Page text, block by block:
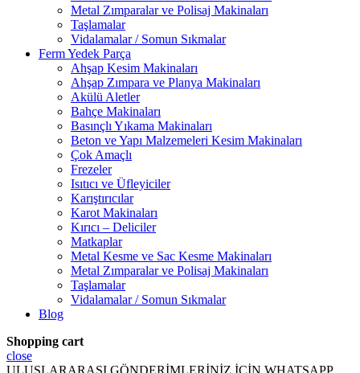
Metal Zımparalar ve Polisaj Makinaları
Taşlamalar
Vidalamalar / Somun Sıkmalar
Ferm Yedek Parça
Ahşap Kesim Makinaları
Ahşap Zımpara ve Planya Makinaları
Akülü Aletler
Bahçe Makinaları
Basınçlı Yıkama Makinaları
Beton ve Yapı Malzemeleri Kesim Makinaları
Çok Amaçlı
Frezeler
Isıtıcı ve Üfleyiciler
Karıştırıcılar
Karot Makinaları
Kırıcı – Deliciler
Matkaplar
Metal Kesme ve Sac Kesme Makinaları
Metal Zımparalar ve Polisaj Makinaları
Taşlamalar
Vidalamalar / Somun Sıkmalar
Blog
Shopping cart
close
ULUSLARARASI GÖNDERİMLERİNİZ İÇİN WHATSAPP